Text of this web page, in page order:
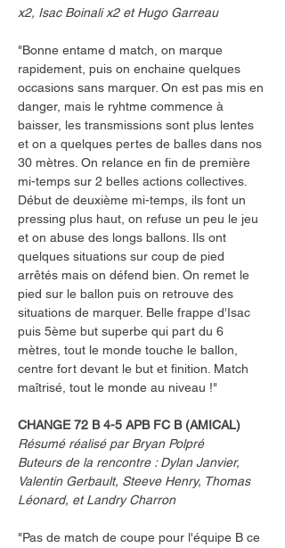
x2, Isac Boinali x2 et Hugo Garreau
"Bonne entame d match, on marque
rapidement, puis on enchaine quelques
occasions sans marquer. On est pas mis en
danger, mais le ryhtme commence à
baisser, les transmissions sont plus lentes
et on a quelques pertes de balles dans nos
30 mètres. On relance en fin de première
mi-temps sur 2 belles actions collectives.
Début de deuxième mi-temps, ils font un
pressing plus haut, on refuse un peu le jeu
et on abuse des longs ballons. Ils ont
quelques situations sur coup de pied
arrêtés mais on défend bien. On remet le
pied sur le ballon puis on retrouve des
situations de marquer. Belle frappe d'Isac
puis 5ème but superbe qui part du 6
mètres, tout le monde touche le ballon,
centre fort devant le but et finition. Match
maîtrisé, tout le monde au niveau !"
CHANGE 72 B 4-5 APB FC B (AMICAL)
Résumé réalisé par Bryan Polpré
Buteurs de la rencontre : Dylan Janvier,
Valentin Gerbault, Steeve Henry, Thomas
Léonard, et Landry Charron
"Pas de match de coupe pour l'équipe B ce